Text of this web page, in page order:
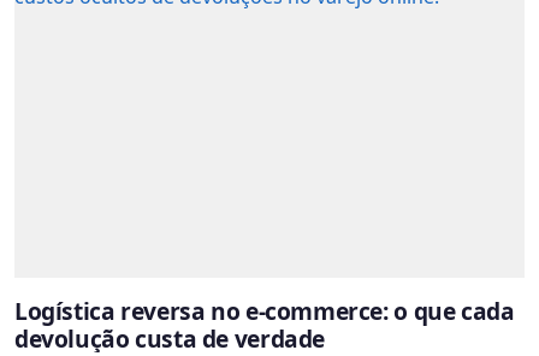
Logística reversa no e-commerce: o que cada
devolução custa de verdade